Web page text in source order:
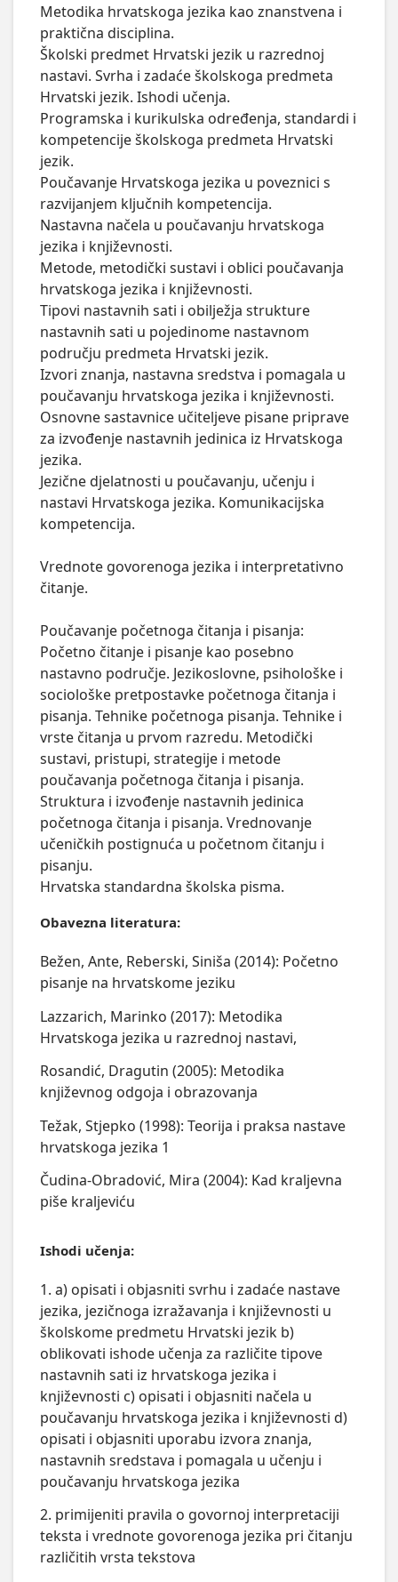
Metodika hrvatskoga jezika kao znanstvena i
praktična disciplina.
Školski predmet Hrvatski jezik u razrednoj
nastavi. Svrha i zadaće školskoga predmeta
Hrvatski jezik. Ishodi učenja.
Programska i kurikulska određenja, standardi i
kompetencije školskoga predmeta Hrvatski
jezik.
Poučavanje Hrvatskoga jezika u poveznici s
razvijanjem ključnih kompetencija.
Nastavna načela u poučavanju hrvatskoga
jezika i književnosti.
Metode, metodički sustavi i oblici poučavanja
hrvatskoga jezika i književnosti.
Tipovi nastavnih sati i obilježja strukture
nastavnih sati u pojedinome nastavnom
području predmeta Hrvatski jezik.
Izvori znanja, nastavna sredstva i pomagala u
poučavanju hrvatskoga jezika i književnosti.
Osnovne sastavnice učiteljeve pisane priprave
za izvođenje nastavnih jedinica iz Hrvatskoga
jezika.
Jezične djelatnosti u poučavanju, učenju i
nastavi Hrvatskoga jezika. Komunikacijska
kompetencija.
Vrednote govorenoga jezika i interpretativno
čitanje.
Poučavanje početnoga čitanja i pisanja:
Početno čitanje i pisanje kao posebno
nastavno područje. Jezikoslovne, psihološke i
sociološke pretpostavke početnoga čitanja i
pisanja. Tehnike početnoga pisanja. Tehnike i
vrste čitanja u prvom razredu. Metodički
sustavi, pristupi, strategije i metode
poučavanja početnoga čitanja i pisanja.
Struktura i izvođenje nastavnih jedinica
početnoga čitanja i pisanja. Vrednovanje
učeničkih postignuća u početnom čitanju i
pisanju.
Hrvatska standardna školska pisma.
Obavezna literatura:
Bežen, Ante, Reberski, Siniša (2014): Početno
pisanje na hrvatskome jeziku
Lazzarich, Marinko (2017): Metodika
Hrvatskoga jezika u razrednoj nastavi,
Rosandić, Dragutin (2005): Metodika
književnog odgoja i obrazovanja
Težak, Stjepko (1998): Teorija i praksa nastave
hrvatskoga jezika 1
Čudina-Obradović, Mira (2004): Kad kraljevna
piše kraljeviću
Ishodi učenja:
1. a) opisati i objasniti svrhu i zadaće nastave
jezika, jezičnoga izražavanja i književnosti u
školskome predmetu Hrvatski jezik b)
oblikovati ishode učenja za različite tipove
nastavnih sati iz hrvatskoga jezika i
književnosti c) opisati i objasniti načela u
poučavanju hrvatskoga jezika i književnosti d)
opisati i objasniti uporabu izvora znanja,
nastavnih sredstava i pomagala u učenju i
poučavanju hrvatskoga jezika
2. primijeniti pravila o govornoj interpretaciji
teksta i vrednote govorenoga jezika pri čitanju
različitih vrsta tekstova